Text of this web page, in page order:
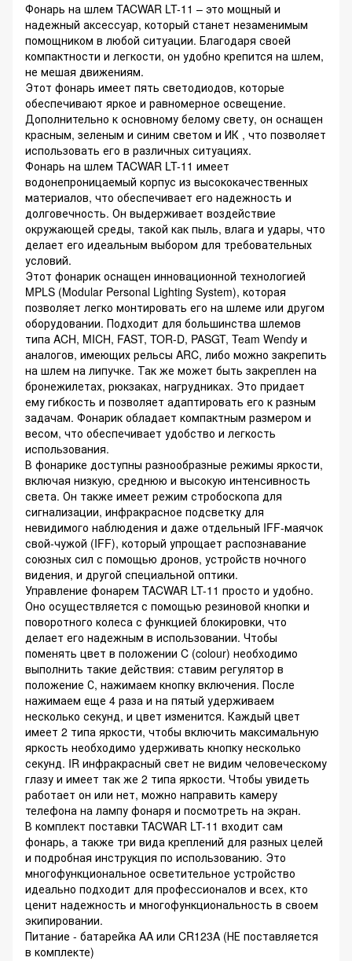
Фонарь на шлем TACWAR LT-11 – это мощный и
надежный аксессуар, который станет незаменимым
помощником в любой ситуации. Благодаря своей
компактности и легкости, он удобно крепится на шлем,
не мешая движениям.
Этот фонарь имеет пять светодиодов, которые
обеспечивают яркое и равномерное освещение.
Дополнительно к основному белому свету, он оснащен
красным, зеленым и синим светом и ИК , что позволяет
использовать его в различных ситуациях.
Фонарь на шлем TACWAR LT-11 имеет
водонепроницаемый корпус из высококачественных
материалов, что обеспечивает его надежность и
долговечность. Он выдерживает воздействие
окружающей среды, такой как пыль, влага и удары, что
делает его идеальным выбором для требовательных
условий.
Этот фонарик оснащен инновационной технологией
MPLS (Modular Personal Lighting System), которая
позволяет легко монтировать его на шлеме или другом
оборудовании. Подходит для большинства шлемов
типа ACH, MICH, FAST, TOR-D, PASGT, Team Wendy и
аналогов, имеющих рельсы ARC, либо можно закрепить
на шлем на липучке. Так же может быть закреплен на
бронежилетах, рюкзаках, нагрудниках. Это придает
ему гибкость и позволяет адаптировать его к разным
задачам. Фонарик обладает компактным размером и
весом, что обеспечивает удобство и легкость
использования.
В фонарике доступны разнообразные режимы яркости,
включая низкую, среднюю и высокую интенсивность
света. Он также имеет режим стробоскопа для
сигнализации, инфракрасное подсветку для
невидимого наблюдения и даже отдельный IFF-маячок
свой-чужой (IFF), который упрощает распознавание
союзных сил с помощью дронов, устройств ночного
видения, и другой специальной оптики.
Управление фонарем TACWAR LT-11 просто и удобно.
Оно осуществляется с помощью резиновой кнопки и
поворотного колеса с функцией блокировки, что
делает его надежным в использовании. Чтобы
поменять цвет в положении C (colour) необходимо
выполнить такие действия: ставим регулятор в
положение С, нажимаем кнопку включения. После
нажимаем еще 4 раза и на пятый удерживаем
несколько секунд, и цвет изменится. Каждый цвет
имеет 2 типа яркости, чтобы включить максимальную
яркость необходимо удерживать кнопку несколько
секунд. IR инфракрасный свет не видим человеческому
глазу и имеет так же 2 типа яркости. Чтобы увидеть
работает он или нет, можно направить камеру
телефона на лампу фонаря и посмотреть на экран.
В комплект поставки TACWAR LT-11 входит сам
фонарь, а также три вида креплений для разных целей
и подробная инструкция по использованию. Это
многофункциональное осветительное устройство
идеально подходит для профессионалов и всех, кто
ценит надежность и многофункциональность в своем
экипировании.
Питание - батарейка AA или CR123A (НЕ поставляется
в комплекте)